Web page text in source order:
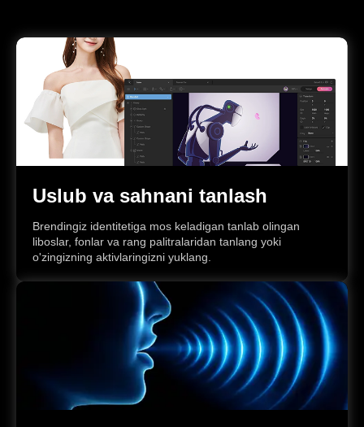
Uslub va sahnani tanlash
Brendingiz identitetiga mos keladigan tanlab olingan
liboslar, fonlar va rang palitralaridan tanlang yoki
o'zingizning aktivlaringizni yuklang.